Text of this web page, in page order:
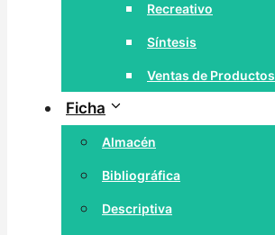
Recreativo
Síntesis
Ventas de Productos
Ficha
Almacén
Bibliográfica
Descriptiva